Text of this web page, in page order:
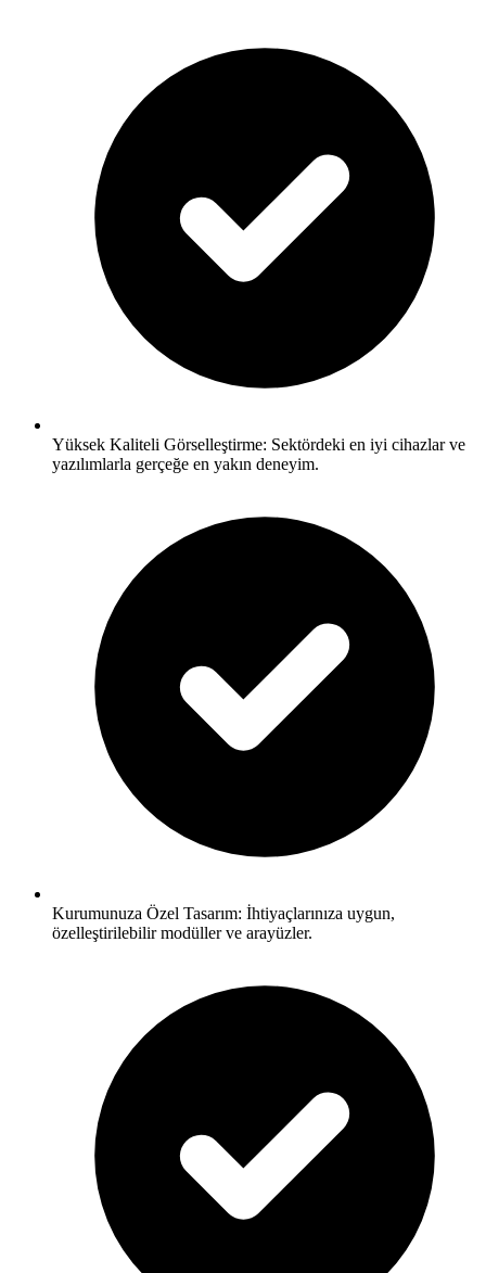
Yüksek Kaliteli Görselleştirme: Sektördeki en iyi cihazlar ve
yazılımlarla gerçeğe en yakın deneyim.
Kurumunuza Özel Tasarım: İhtiyaçlarınıza uygun,
özelleştirilebilir modüller ve arayüzler.